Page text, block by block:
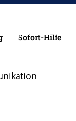
Sofort-Hilfe